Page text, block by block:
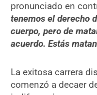
pronunciado en
tenemos el derecho
cuerpo, pero de
acuerdo. Estás
La exitosa carrera
comenzó a decaer